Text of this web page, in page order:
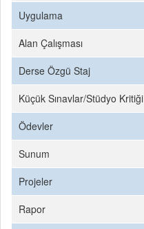
Uygulama
Alan Çalışması
Derse Özgü Staj
Küçük Sınavlar/Stüdyo Kritiği
Ödevler
Sunum
Projeler
Rapor